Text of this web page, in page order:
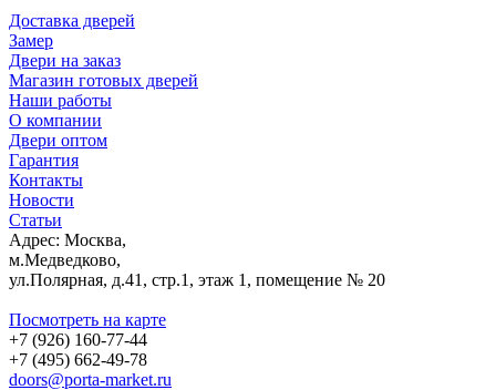
Доставка дверей
Замер
Двери на заказ
Магазин готовых дверей
Наши работы
О компании
Двери оптом
Гарантия
Контакты
Новости
Статьи
Адрес: Москва,
м.Медведково,
ул.Полярная, д.41, стр.1, этаж 1, помещение № 20
Посмотреть на карте
+7 (926) 160-77-44
+7 (495) 662-49-78
doors@porta-market.ru